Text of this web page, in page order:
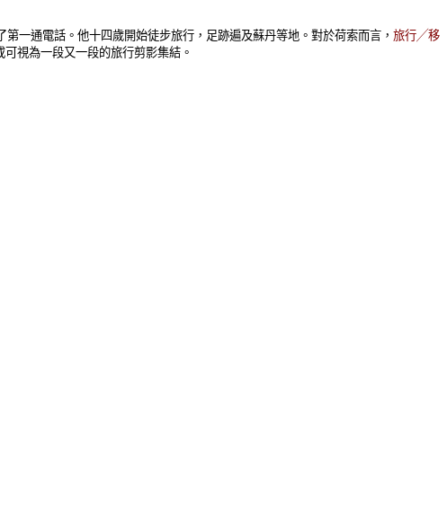
一通電話。他十四歲開始徒步旅行，足跡遍及蘇丹等地。對於荷索而言， 旅行╱移
視為一段又一段的旅行剪影集結。